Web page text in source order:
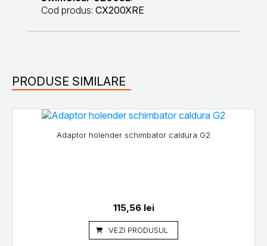
Cod produs: CX200XRE
PRODUSE SIMILARE
Adaptor holender schimbator caldura G2
115,56 lei
VEZI PRODUSUL